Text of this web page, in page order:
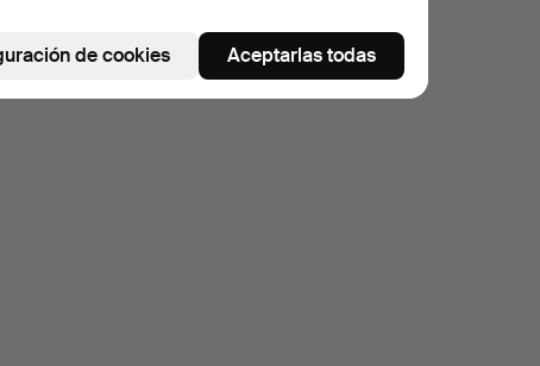
de cookies Aceptarlas todas